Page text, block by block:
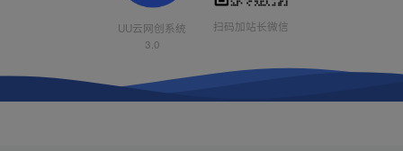
UU云网创系统
3.0
扫码加站长微信